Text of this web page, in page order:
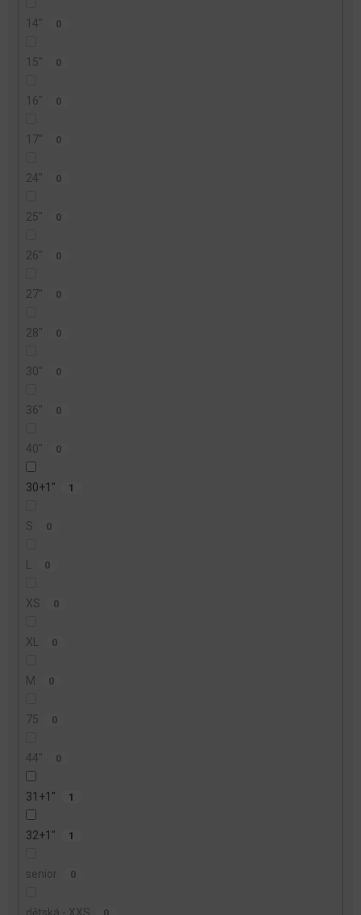
14" 0
15" 0
16" 0
17" 0
24" 0
25" 0
26" 0
27" 0
28" 0
30" 0
36" 0
40" 0
30+1" 1
S 0
L 0
XS 0
XL 0
M 0
75 0
44" 0
31+1" 1
32+1" 1
senior 0